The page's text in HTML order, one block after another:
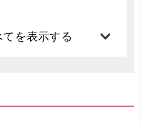
を表示する